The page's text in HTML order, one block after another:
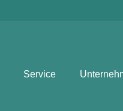
Service